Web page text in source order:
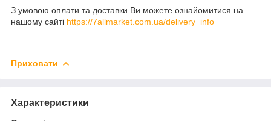
З умовою оплати та доставки Ви можете ознайомитися на
нашому сайті https://7allmarket.com.ua/delivery_info
Приховати
Характеристики